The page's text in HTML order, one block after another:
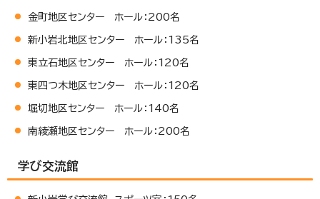
金町地区センター ホール：200名
新小岩北地区センター ホール：135名
東立石地区センター ホール：120名
東四つ木地区センター ホール：120名
堀切地区センター ホール：140名
南綾瀬地区センター ホール：200名
学び交流館